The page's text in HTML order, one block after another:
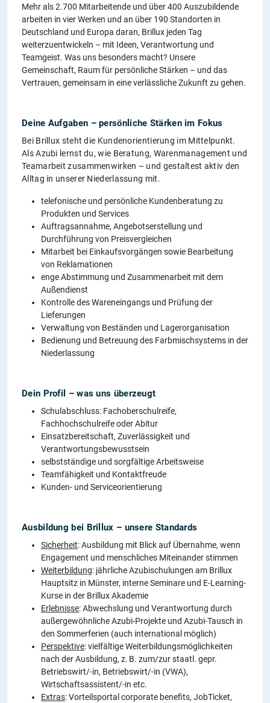
Mehr als 2.700 Mitarbeitende und über 400 Auszubildende
arbeiten in vier Werken und an über 190 Standorten in
Deutschland und Europa daran, Brillux jeden Tag
weiterzuentwickeln – mit Ideen, Verantwortung und
Teamgeist. Was uns besonders macht? Unsere
Gemeinschaft, Raum für persönliche Stärken – und das
Vertrauen, gemeinsam in eine verlässliche Zukunft zu gehen.
Deine Aufgaben – persönliche Stärken im Fokus
Bei Brillux steht die Kundenorientierung im Mittelpunkt.
Als Azubi lernst du, wie Beratung, Warenmanagement und
Teamarbeit zusammenwirken – und gestaltest aktiv den
Alltag in unserer Niederlassung mit.
telefonische und persönliche Kundenberatung zu
Produkten und Services
Auftragsannahme, Angebotserstellung und
Durchführung von Preisvergleichen
Mitarbeit bei Einkaufsvorgängen sowie Bearbeitung
von Reklamationen
enge Abstimmung und Zusammenarbeit mit dem
Außendienst
Kontrolle des Wareneingangs und Prüfung der
Lieferungen
Verwaltung von Beständen und Lagerorganisation
Bedienung und Betreuung des Farbmischsystems in der
Niederlassung
Dein Profil – was uns überzeugt
Schulabschluss: Fachoberschulreife,
Fachhochschulreife oder Abitur
Einsatzbereitschaft, Zuverlässigkeit und
Verantwortungsbewusstsein
selbstständige und sorgfältige Arbeitsweise
Teamfähigkeit und Kontaktfreude
Kunden- und Serviceorientierung
Ausbildung bei Brillux – unsere Standards
Sicherheit: Ausbildung mit Blick auf Übernahme, wenn
Engagement und menschliches Miteinander stimmen
Weiterbildung: jährliche Azubischulungen am Brillux
Hauptsitz in Münster, interne Seminare und E-Learning-
Kurse in der Brillux Akademie
Erlebnisse: Abwechslung und Verantwortung durch
außergewöhnliche Azubi-Projekte und Azubi-Tausch in
den Sommerferien (auch international möglich)
Perspektive: vielfältige Weiterbildungsmöglichkeiten
nach der Ausbildung, z. B. zum/zur staatl. gepr.
Betriebswirt/-in, Betriebswirt/-in (VWA),
Wirtschaftsassistent/-in etc.
Extras: Vorteilsportal corporate benefits, JobTicket,